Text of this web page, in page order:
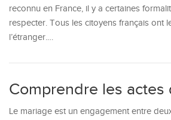
reconnu en France, il y a certaines
respecter. Tous les citoyens français ont
l’étranger.…
Comprendre les actes
Le mariage est un engagement entre